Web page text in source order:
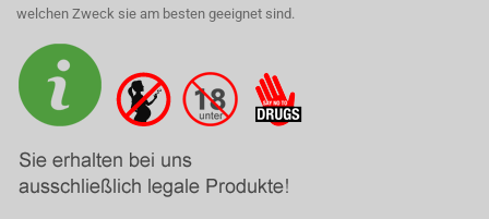
welchen Zweck sie am besten geeignet sind.